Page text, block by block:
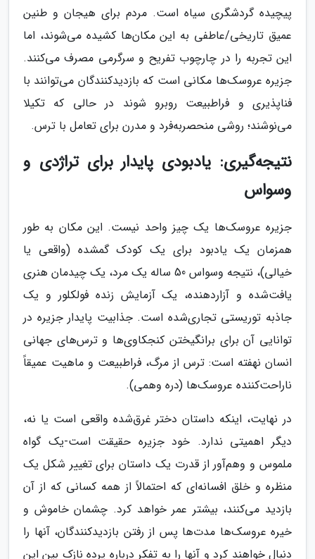
پیچیده گردشگری سیاه است. مردم برای هیجان و طنین
عمیق تاریخی/عاطفی به این مکان‌ها کشیده می‌شوند، اما
این تجربه را در چارچوب تفریح و سرگرمی مصرف می‌کنند.
جزیره عروسک‌ها مکانی است که بازدیدکنندگان می‌توانند با
فناپذیری و فراطبیعت روبرو شوند در حالی که تکیلا
می‌نوشند؛ روشی منحصربه‌فرد و مدرن برای تعامل با ترس.
نتیجه‌گیری: یادبودی پایدار برای تراژدی و
وسواس
جزیره عروسک‌ها یک چیز واحد نیست. این مکان به طور
همزمان یک یادبود برای یک کودک گمشده (واقعی یا
خیالی)، نتیجه وسواس 50 ساله یک مرد، یک چیدمان هنری
یافت‌شده و آزاردهنده، یک آزمایش زنده فولکلور و یک
جاذبه توریستی تجاری‌شده است. جذابیت پایدار جزیره در
توانایی آن برای برانگیختن کنجکاوی‌ها و ترس‌های جهانی
انسان نهفته است: ترس از مرگ، فراطبیعت و ماهیت عمیقاً
ناراحت‌کننده عروسک‌ها (دره وهمی).
در نهایت، اینکه داستان دختر غرق‌شده واقعی است یا نه،
دیگر اهمیتی ندارد. خود جزیره حقیقت است-یک گواه
ملموس و وهم‌آور از قدرت یک داستان برای تغییر شکل یک
منظره و خلق افسانه‌ای که احتمالاً از همه کسانی که از آن
بازدید می‌کنند، بیشتر عمر خواهد کرد. چشمان خاموش و
خیره عروسک‌ها مدت‌ها پس از رفتن بازدیدکنندگان، آنها را
دنبال خواهند کرد و آنها را به تفکر درباره پرده نازک بین این